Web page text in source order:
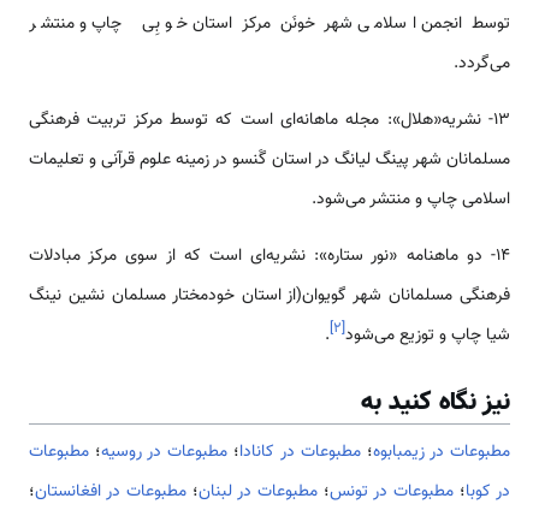
توسط انجمن اسلامی شهر خونَن مرکز استان خو­بِی چاپ و منتشر
می‎‌گردد.
13- نشریه«هلال»: مجله ماهانه‌­ای است که توسط مرکز تربیت فرهنگی
مسلمانان شهر پینگ لیانگ در استان گَن­سو در زمینه علوم قرآنی و تعلیمات
اسلامی چاپ و منتشر می‌شود.
14- دو ماهنامه «نور ستاره»: نشریه‌ای است که از سوی مرکز مبادلات
فرهنگی مسلمانان شهر گویوان(از استان خودمختار مسلمان نشین نینگ
شیا چاپ و توزیع می‌شود[۲]
.
نیز نگاه کنید به
مطبوعات در زیمبابوه؛مطبوعات در کانادا؛ مطبوعات در روسیه؛ مطبوعات
در کوبا؛ مطبوعات در تونس؛ مطبوعات در لبنان؛ مطبوعات در افغانستان؛